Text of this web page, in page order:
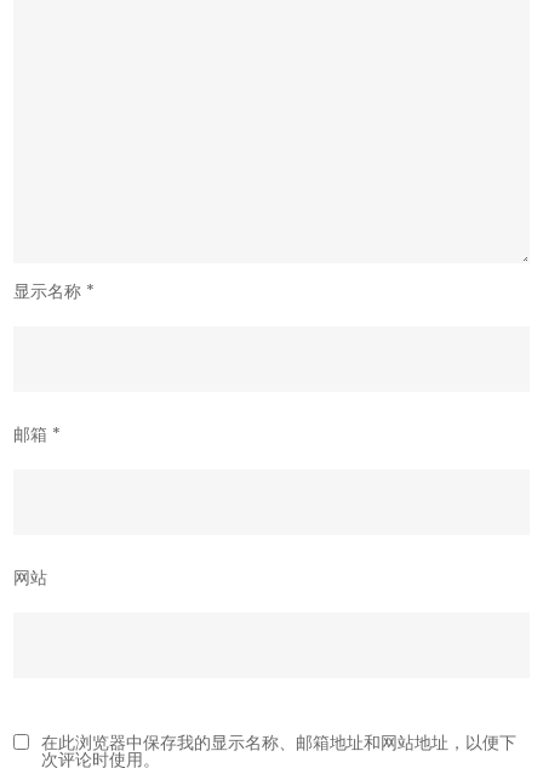
显示名称 *
邮箱 *
网站
在此浏览器中保存我的显示名称、邮箱地址和网站地址，以便下
次评论时使用。